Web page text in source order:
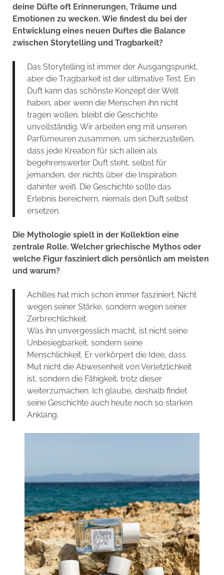
deine Düfte oft Erinnerungen, Träume und
Emotionen zu wecken. Wie findest du bei der
Entwicklung eines neuen Duftes die Balance
zwischen Storytelling und Tragbarkeit?
Das Storytelling ist immer der Ausgangspunkt,
aber die Tragbarkeit ist der ultimative Test. Ein
Duft kann das schönste Konzept der Welt
haben, aber wenn die Menschen ihn nicht
tragen wollen, bleibt die Geschichte
unvollständig. Wir arbeiten eng mit unseren
Parfümeuren zusammen, um sicherzustellen,
dass jede Kreation für sich allein als
begehrenswerter Duft steht, selbst für
jemanden, der nichts über die Inspiration
dahinter weiß. Die Geschichte sollte das
Erlebnis bereichern, niemals den Duft selbst
ersetzen.
Die Mythologie spielt in der Kollektion eine
zentrale Rolle. Welcher griechische Mythos oder
welche Figur fasziniert dich persönlich am meisten
und warum?
Achilles hat mich schon immer fasziniert. Nicht
wegen seiner Stärke, sondern wegen seiner
Zerbrechlichkeit.
Was ihn unvergesslich macht, ist nicht seine
Unbesiegbarkeit, sondern seine
Menschlichkeit. Er verkörpert die Idee, dass
Mut nicht die Abwesenheit von Verletzlichkeit
ist, sondern die Fähigkeit, trotz dieser
weiterzumachen. Ich glaube, deshalb findet
seine Geschichte auch heute noch so starken
Anklang.